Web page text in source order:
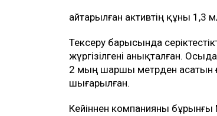
Қайтарылған активтің құны 1,3
Тексеру барысында
жүргізілгені анықталған.
2 мың шаршы метрден асатын
шығарылған.
Кейіннен компанияны